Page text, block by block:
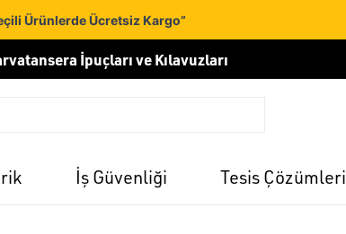
Ürünlerde Ücretsiz Kargo”
vatansera İpuçları ve Kılavuzları
İş Güvenliği Tesis Çözümleri